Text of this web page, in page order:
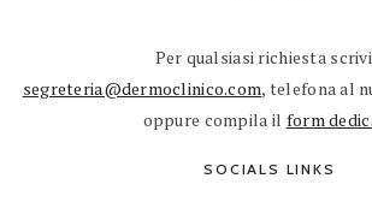
Per qualsiasi richiesta
segreteria@dermoclinico.com, telefona al
oppure compila il form
SOCIALS LINKS